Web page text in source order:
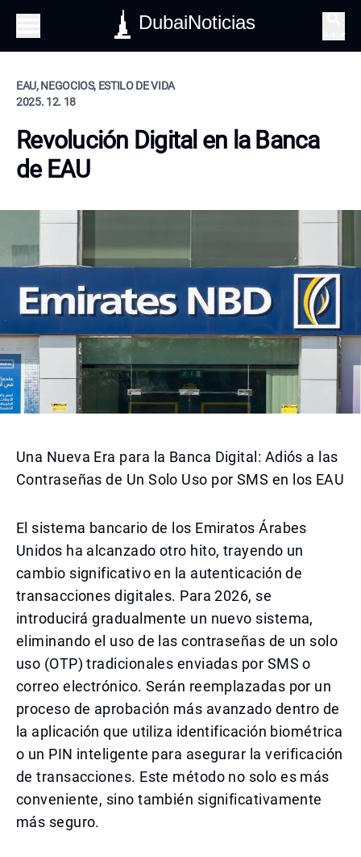
DubaiNoticias
EAU, NEGOCIOS, ESTILO DE VIDA
2025. 12. 18
Revolución Digital en la Banca
de EAU
Una Nueva Era para la Banca Digital: Adiós a las
Contraseñas de Un Solo Uso por SMS en los EAU
El sistema bancario de los Emiratos Árabes
Unidos ha alcanzado otro hito, trayendo un
cambio significativo en la autenticación de
transacciones digitales. Para 2026, se
introducirá gradualmente un nuevo sistema,
eliminando el uso de las contraseñas de un solo
uso (OTP) tradicionales enviadas por SMS o
correo electrónico. Serán reemplazadas por un
proceso de aprobación más avanzado dentro de
la aplicación que utiliza identificación biométrica
o un PIN inteligente para asegurar la verificación
de transacciones. Este método no solo es más
conveniente, sino también significativamente
más seguro.